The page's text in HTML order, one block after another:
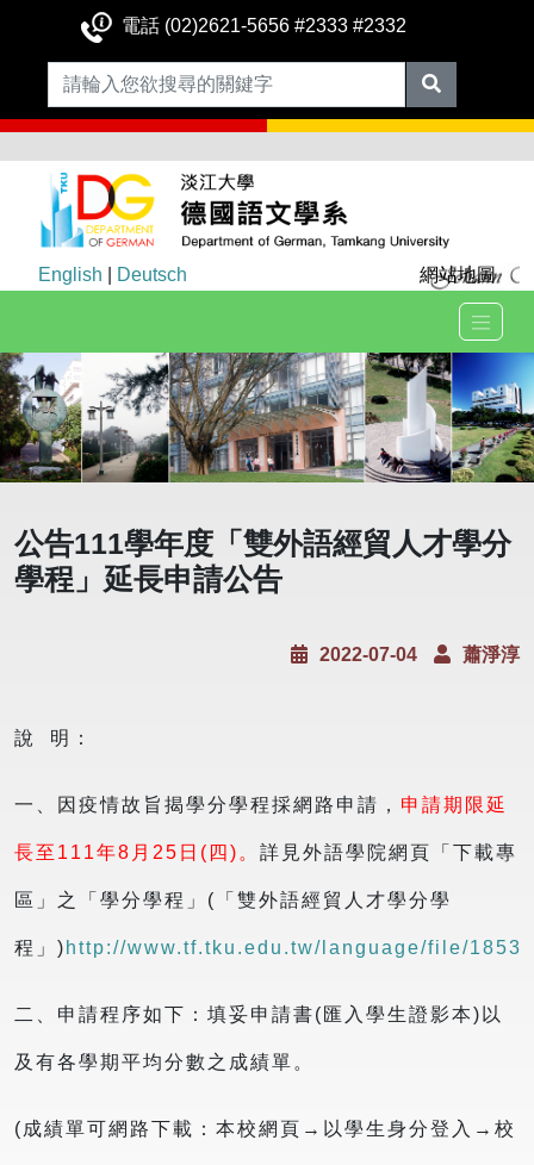
電話 (02)2621-5656 #2333 #2332
English Deutsch 網站地圖
公告111學年度「雙外語經貿人才學分
學程」延長申請公告
2022-07-04 蕭淨淳
說 明：
一、因疫情故旨揭學分學程採網路申請， 申請期限延
長至111年8月25日(四)。 詳見外語學院網頁「下載專
區」之「學分學程」(「雙外語經貿人才學分學
程」) http://www.tf.tku.edu.tw/language/file/1853
二、申請程序如下：填妥申請書(匯入學生證影本)以
及有各學期平均分數之成績單。
(成績單可網路下載：本校網頁→以學生身分登入→校